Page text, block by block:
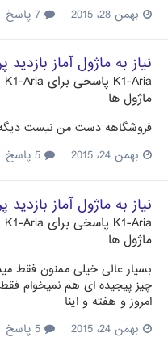
بهمن 28، 2015
نیاز به ماژول آماز بازدید
K1-Aria پاسخی برای K1-Aria
ماژول ها
فروشگاهه دست من نیست دیگه
بهمن 24، 2015
نیاز به ماژول آماز بازدید
K1-Aria پاسخی برای K1-Aria
ماژول ها
بسیار عالی خیلی ممنون فقط
چیز پیجیده ای هم نمیخوام
امروز و هفته و اینا
بهمن 24، 2015